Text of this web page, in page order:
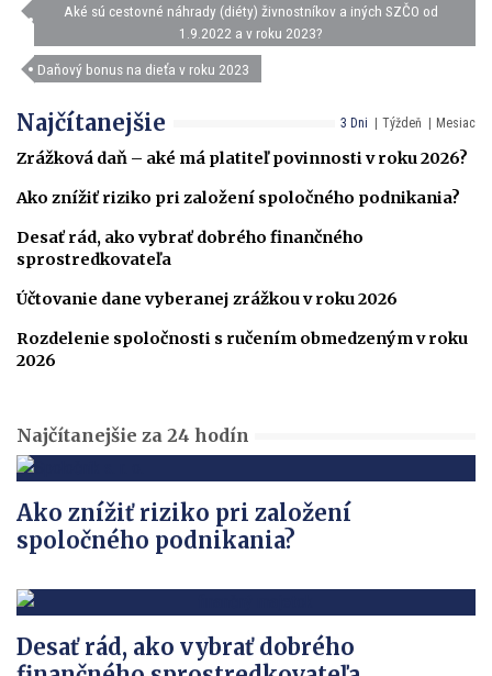
Aké sú cestovné náhrady (diéty) živnostníkov a iných SZČO od
1.9.2022 a v roku 2023?
Daňový bonus na dieťa v roku 2023
3 Dni Týždeň Mesiac
Najčítanejšie
Zrážková daň – aké má platiteľ povinnosti v roku 2026?
Ako znížiť riziko pri založení spoločného podnikania?
Desať rád, ako vybrať dobrého finančného
sprostredkovateľa
Účtovanie dane vyberanej zrážkou v roku 2026
Rozdelenie spoločnosti s ručením obmedzeným v roku
2026
Najčítanejšie za 24 hodín
Ako znížiť riziko pri založení
spoločného podnikania?
Desať rád, ako vybrať dobrého